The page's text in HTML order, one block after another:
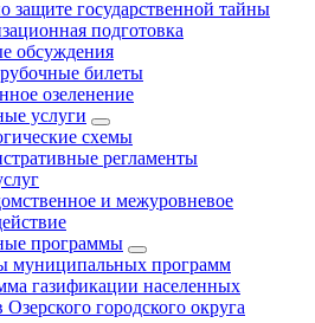
защите государственной тайны
подготовка
обсуждения
билеты
озеленение
услуги
схемы
регламенты
и межуровневое
программы
муниципальных программ
газификации населенных
Озерского городского округа